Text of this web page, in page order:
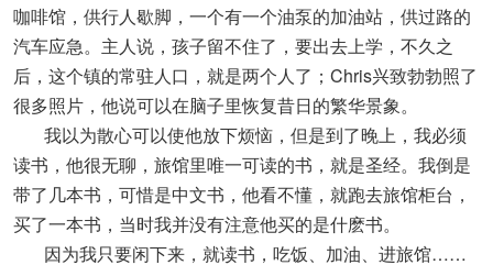
咖啡馆，供行人歇脚，一个有一个油泵的加油站，供过路的
汽车应急。主人说，孩子留不住了，要出去上学，不久之
后，这个镇的常驻人口，就是两个人了；Chris兴致勃勃照了
很多照片，他说可以在脑子里恢复昔日的繁华景象。
我以为散心可以使他放下烦恼，但是到了晚上，我必须
读书，他很无聊，旅馆里唯一可读的书，就是圣经。我倒是
带了几本书，可惜是中文书，他看不懂，就跑去旅馆柜台，
买了一本书，当时我并没有注意他买的是什麽书。
因为我只要闲下来，就读书，吃饭、加油、进旅馆……